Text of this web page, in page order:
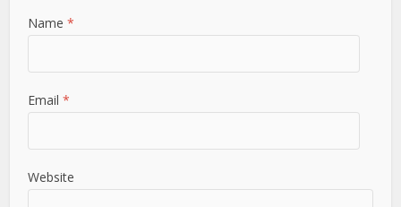
Name*
Email*
Website